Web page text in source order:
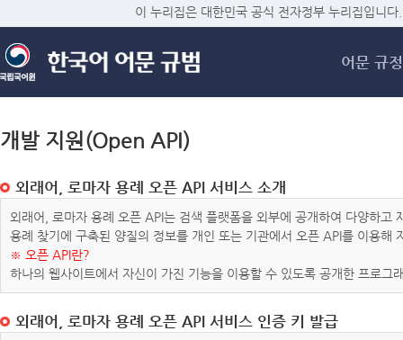
메
이 누리집은 대한민국 공식 전자정부 누리집입니다.
어문 규정
개발 지원(Open API)
외래어, 로마자 용례 오픈 API 서비스 소개
외래어, 로마자 용례 오픈 API는 검색 플랫폼을 외부에 공개하여 다양하
용례 찾기에 구축된 양질의 정보를 개인 또는 기관에서 오픈 API를 이용해
※ 오픈 API란?
하나의 웹사이트에서 자신이 가진 기능을 이용할 수 있도록 공개한 프로그
외래어, 로마자 용례 오픈 API 서비스 인증 키 발급